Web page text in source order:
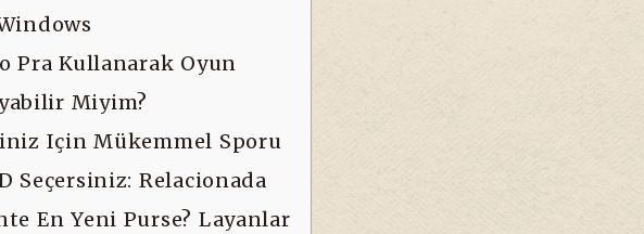
Pra Kullanarak Oyun
Miyim?
Için Mükemmel Sporu
Seçersiniz: Relacionada
En Yeni Purse? Layanlar